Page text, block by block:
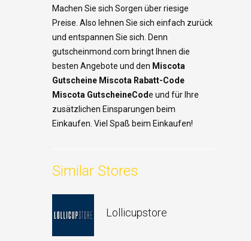
Machen Sie sich Sorgen über riesige
Preise. Also lehnen Sie sich einfach zurück
und entspannen Sie sich. Denn
gutscheinmond.com bringt Ihnen die
besten Angebote und den Miscota
Gutscheine Miscota Rabatt-Code
Miscota GutscheineCode und für Ihre
zusätzlichen Einsparungen beim
Einkaufen. Viel Spaß beim Einkaufen!
Similar Stores
Lollicupstore